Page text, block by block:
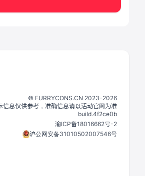
©️ FURRYCONS.CN 2023-2026
信息仅供参考，准确信息请以活动官网为准
build.4f2ce0b
渝ICP备18016662号-2
沪公网安备31010502007546号